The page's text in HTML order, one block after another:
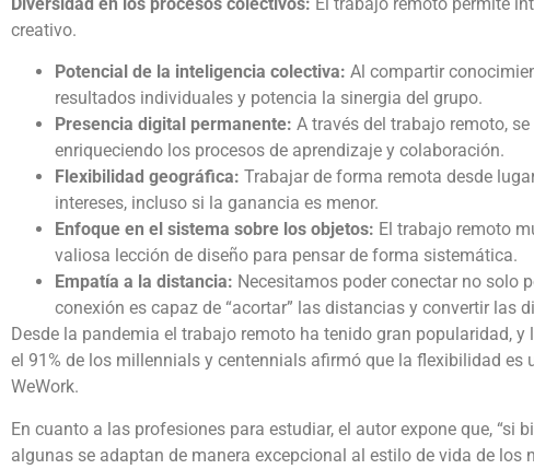
creativo.
Potencial de la inteligencia colectiva: Al compartir
resultados individuales y potencia la sinergia del grupo.
Presencia digital permanente: A través del trabajo remoto,
enriqueciendo los procesos de aprendizaje y colaboración.
Flexibilidad geográfica: Trabajar de forma remota desde
intereses, incluso si la ganancia es menor.
Enfoque en el sistema sobre los objetos: El trabajo remoto
valiosa lección de diseño para pensar de forma sistemática.
Empatía a la distancia: Necesitamos poder conectar no solo
conexión es capaz de “acortar” las distancias y convertir las
Desde la pandemia el trabajo remoto ha tenido gran popularidad,
el 91% de los millennials y centennials afirmó que la flexibilidad
WeWork.
En cuanto a las profesiones para estudiar, el autor expone que,
algunas se adaptan de manera excepcional al estilo de vida de